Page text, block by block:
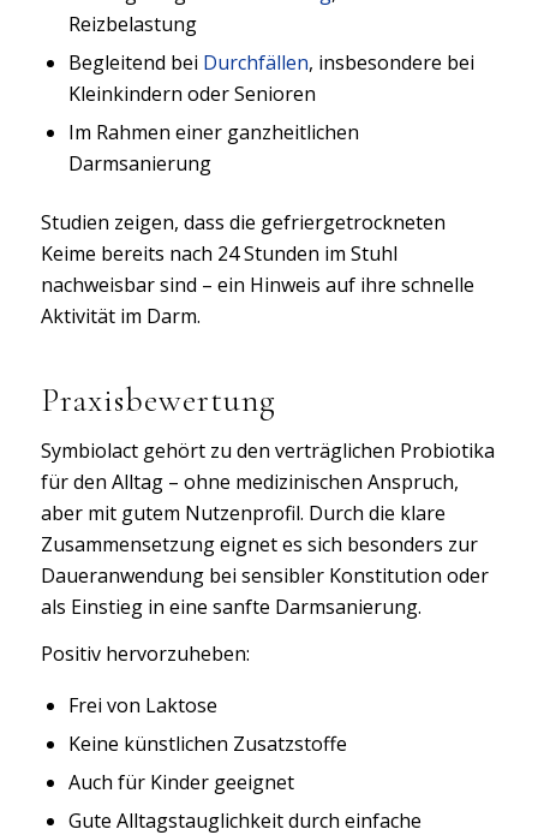
Reizbelastung
Begleitend bei Durchfällen, insbesondere bei
Kleinkindern oder Senioren
Im Rahmen einer ganzheitlichen
Darmsanierung
Studien zeigen, dass die gefriergetrockneten
Keime bereits nach 24 Stunden im Stuhl
nachweisbar sind – ein Hinweis auf ihre schnelle
Aktivität im Darm.
Praxisbewertung
Symbiolact gehört zu den verträglichen Probiotika
für den Alltag – ohne medizinischen Anspruch,
aber mit gutem Nutzenprofil. Durch die klare
Zusammensetzung eignet es sich besonders zur
Daueranwendung bei sensibler Konstitution oder
als Einstieg in eine sanfte Darmsanierung.
Positiv hervorzuheben:
Frei von Laktose
Keine künstlichen Zusatzstoffe
Auch für Kinder geeignet
Gute Alltagstauglichkeit durch einfache